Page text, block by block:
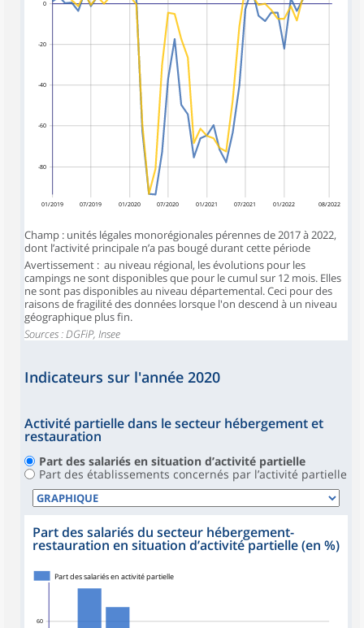
0
-20
-40
-60
-80
01/2019 07/2019 01/2020 07/2020 01/2021 07/2021 01/2022 08/2022
Champ : unités légales monorégionales pérennes de 2017 à 2022,
dont l’activité principale n’a pas bougé durant cette période
Avertissement : au niveau régional, les évolutions pour les
campings ne sont disponibles que pour le cumul sur 12 mois. Elles
ne sont pas disponibles au niveau départemental. Ceci pour des
raisons de fragilité des données lorsque l'on descend à un niveau
géographique plus fin.
Sources : DGFiP, Insee
Indicateurs sur l'année 2020
Activité partielle dans le secteur hébergement et
restauration
Part des salariés en situation d’activité partielle
Part des établissements concernés par l’activité partielle
Part des salariés du secteur hébergement-
restauration en situation d’activité partielle (en %)
60
Part des salariés en activité partielle